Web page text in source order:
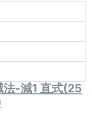
法-減1 直式(25